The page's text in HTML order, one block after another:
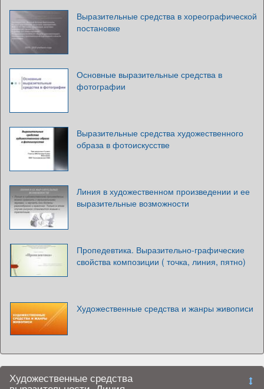
Выразительные средства в хореографической
постановке
Основные выразительные средства в
фотографии
Выразительные средства художественного
образа в фотоискусстве
Линия в художественном произведении и ее
выразительные возможности
Пропедевтика. Выразительно-графические
свойства композиции ( точка, линия, пятно)
Художественные средства и жанры живописи
Художественные средства